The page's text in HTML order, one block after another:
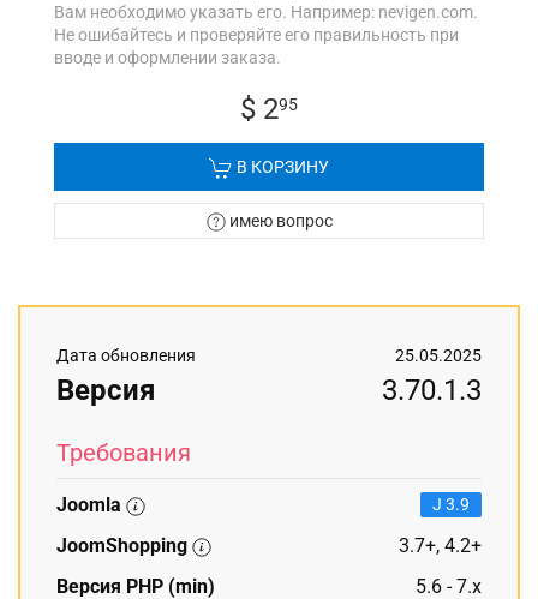
Вам необходимо указать его. Например: nevigen.com.
Не ошибайтесь и проверяйте его правильность при
вводе и оформлении заказа.
$ 295
В КОРЗИНУ
имею вопрос
Дата обновления 25.05.2025
Версия 3.70.1.3
Требования
Joomla J 3.9
JoomShopping
3.7+, 4.2+
Версия PHP (min)
5.6 - 7.x